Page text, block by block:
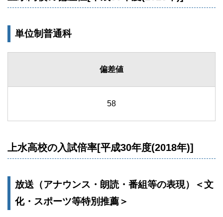
単位制普通科
偏差値
58
上水高校の入試倍率[平成30年度(2018年)]
放送（アナウンス・朗読・番組等の表現）＜文
化・スポーツ等特別推薦＞